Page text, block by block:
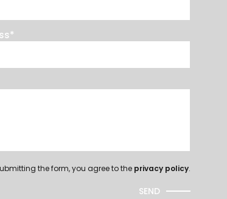
*
the form, you agree to the privacy policy.
SEND